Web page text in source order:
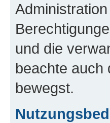
und die
beachte auch
bewegst.